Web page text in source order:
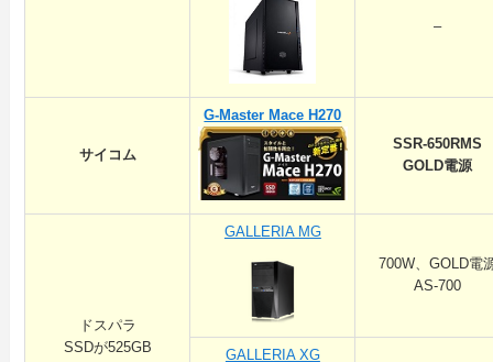
–
サイコム
G-Master Mace H270
SSR-650RMS
GOLD電源
ドスパラ
SSDが525GB
GALLERIA MG
700W、GOLD電
AS-700
GALLERIA XG